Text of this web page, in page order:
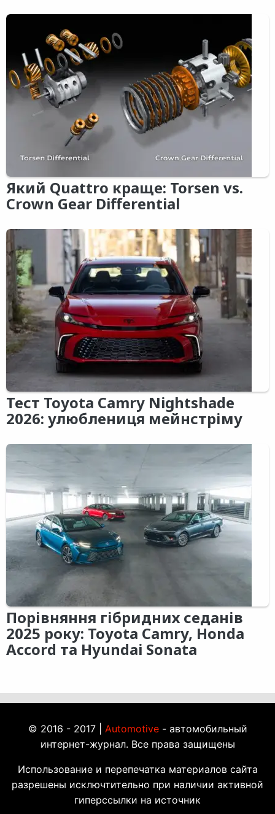
Який Quattro краще: Torsen vs.
Crown Gear Differential
Тест Toyota Camry Nightshade
2026: улюблениця мейнстріму
Порівняння гібридних седанів
2025 року: Toyota Camry, Honda
Accord та Hyundai Sonata
© 2016 - 2017 | Automotive- автомобильный
интернет-журнал. Все права защищены
Использование и перепечатка материалов сайта
разрешены исключтительно при наличии активной
гиперссылки на источник